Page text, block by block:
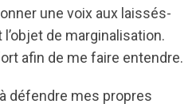
une voix aux laissés-
de marginalisation.
afin de me faire entendre.
défendre mes propres